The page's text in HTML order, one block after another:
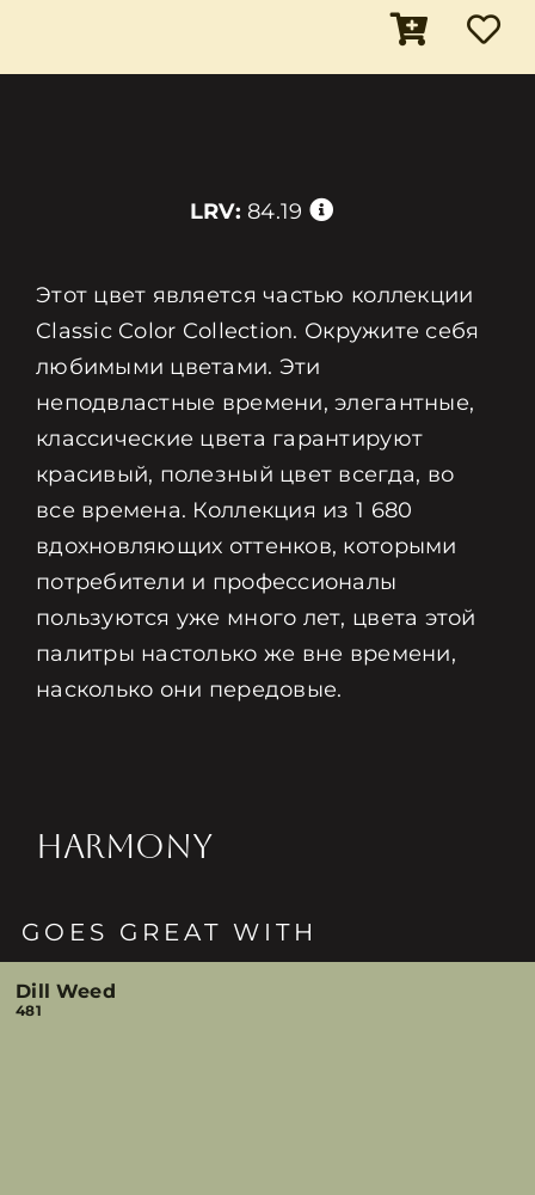
LRV: 84.19
Этот цвет является частью коллекции
Classic Color Collection. Окружите себя
любимыми цветами. Эти
неподвластные времени, элегантные,
классические цвета гарантируют
красивый, полезный цвет всегда, во
все времена. Коллекция из 1 680
вдохновляющих оттенков, которыми
потребители и профессионалы
пользуются уже много лет, цвета этой
палитры настолько же вне времени,
насколько они передовые.
HARMONY
GOES GREAT WITH
Dill Weed
481